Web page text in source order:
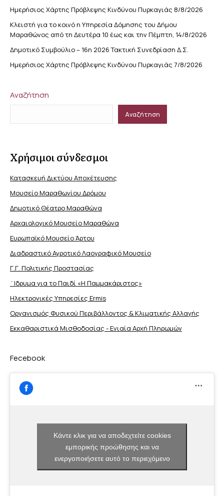
Ημερήσιος Χάρτης Πρόβλεψης Κινδύνου Πυρκαγιάς 8/8/2026
Κλειστή για το κοινό η Υπηρεσία Δόμησης του Δήμου
Μαραθώνος από τη Δευτέρα 10 έως και την Πέμπτη, 14/8/2026
Δημοτικό Συμβούλιο – 16η 2026 Τακτική Συνεδρίαση Δ.Σ.
Ημερήσιος Χάρτης Πρόβλεψης Κινδύνου Πυρκαγιάς 7/8/2026
Αναζήτηση
Αναζήτηση
Χρήσιμοι σύνδεσμοι
Κατασκευή Δικτύου Αποχέτευσης
Μουσείο Μαραθωνίου Δρόμου
Δημοτικό Θέατρο Μαραθώνα
Αρχαιολογικό Μουσείο Μαραθώνα
Ευρωπαϊκό Μουσείο Άρτου
Διαδραστικό Αγροτικό Λαογραφικό Μουσείο
Γ.Γ. Πολιτικής Προστασίας
΄Ιδρυμα για το Παιδί «Η Παμμακάριστος»
Ηλεκτρονικές Υπηρεσίες Ermis
Οργανισμός Φυσικού Περιβάλλοντος & Κλιματικής Aλλαγής
Εκκαθαριστικά Μισθοδοσίας - Ενιαία Αρχή Πληρωμών
Fecebook
Κάντε κλικ για να αποδεχτείτε cookies
εμπορικής προώθησης και να
ενεργοποιήσετε αυτό το περιεχόμενο